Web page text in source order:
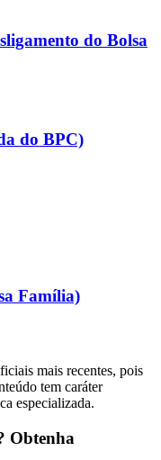
do Bolsa
do BPC)
Família)
mais recentes, pois
tem caráter
especializada.
Obtenha